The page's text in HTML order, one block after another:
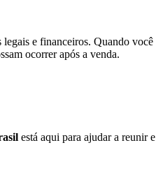
e financeiros. Quando
ocorrer após a venda.
está aqui para ajudar a reunir